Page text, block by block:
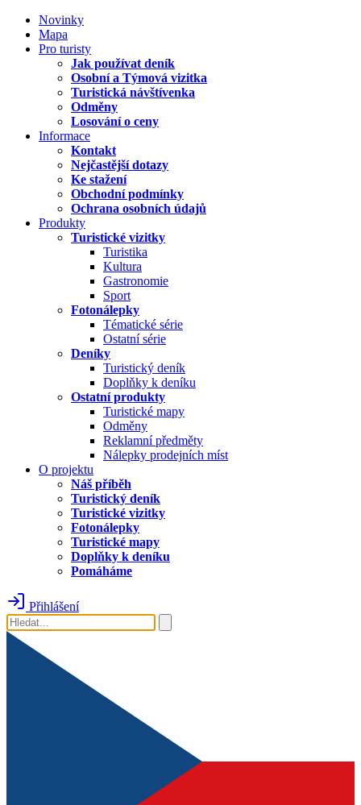
Novinky
Mapa
Pro turisty
Jak používat deník
Osobní a Týmová vizitka
Turistická návštívenka
Odměny
Losování o ceny
Informace
Kontakt
Nejčastější dotazy
Ke stažení
Obchodní podmínky
Ochrana osobních údajů
Produkty
Turistické vizitky
Turistika
Kultura
Gastronomie
Sport
Fotonálepky
Tématické série
Ostatní série
Deníky
Turistický deník
Doplňky k deníku
Ostatní produkty
Turistické mapy
Odměny
Reklamní předměty
Nálepky prodejních míst
O projektu
Náš příběh
Turistický deník
Turistické vizitky
Fotonálepky
Turistické mapy
Doplňky k deníku
Pomáháme
Přihlášení